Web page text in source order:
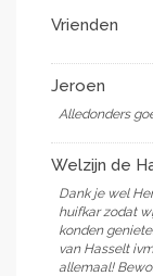
Vrienden
Jeroen
Alledonders
Welzijn de
Dank je wel
huifkar zodat
konden
van Hasselt
allemaal!